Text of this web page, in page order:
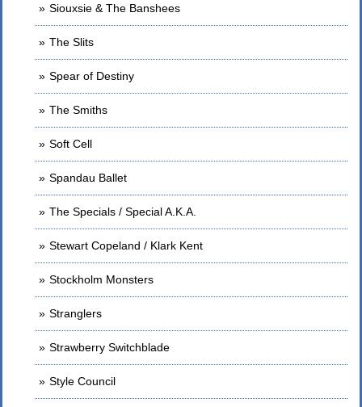
Siouxsie & The Banshees
The Slits
Spear of Destiny
The Smiths
Soft Cell
Spandau Ballet
The Specials / Special A.K.A.
Stewart Copeland / Klark Kent
Stockholm Monsters
Stranglers
Strawberry Switchblade
Style Council